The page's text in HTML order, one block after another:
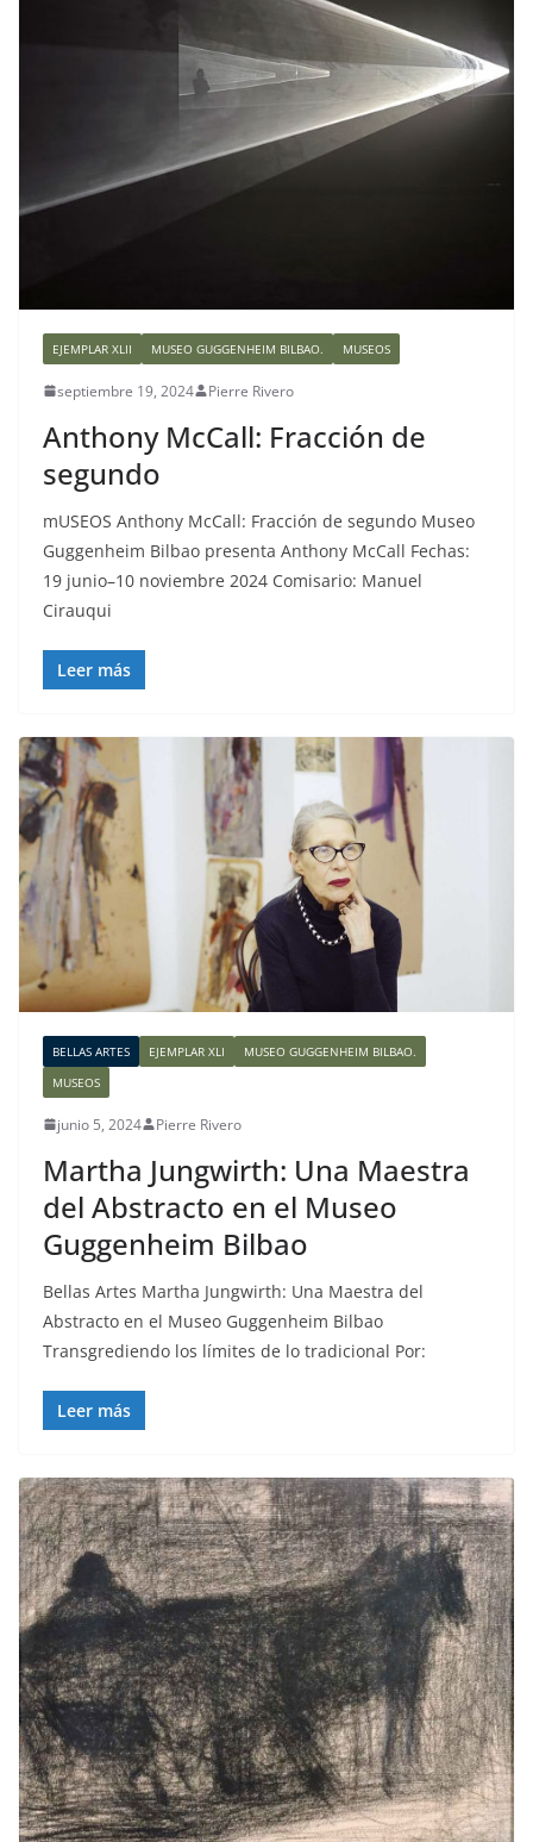
EJEMPLAR XLII MUSEO GUGGENHEIM BILBAO. MUSEOS
septiembre 19, 2024 Pierre Rivero
Anthony McCall: Fracción de
segundo
mUSEOS Anthony McCall: Fracción de segundo Museo
Guggenheim Bilbao presenta Anthony McCall Fechas:
19 junio–10 noviembre 2024 Comisario: Manuel
Cirauqui
Leer más
BELLAS ARTES EJEMPLAR XLI
MUSEO GUGGENHEIM BILBAO.
MUSEOS
junio 5, 2024 Pierre Rivero
Martha Jungwirth: Una Maestra
del Abstracto en el Museo
Guggenheim Bilbao
Bellas Artes Martha Jungwirth: Una Maestra del
Abstracto en el Museo Guggenheim Bilbao
Transgrediendo los límites de lo tradicional Por:
Leer más